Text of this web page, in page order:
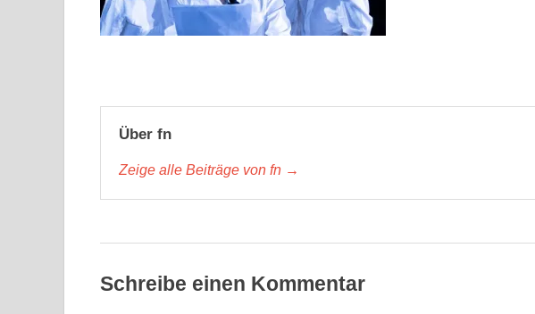
Über fn
Zeige alle Beiträge von fn →
Schreibe einen Kommentar